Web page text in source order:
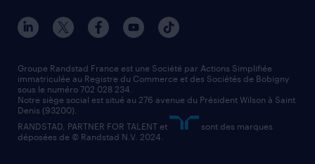
manutentionnaire
assistant administratif
comptable
contact entreprise
faq intérim / recrutement
nos agences par ville
nos agences par région
nos cabinets de recrutement
Groupe Randstad France est une Société par Actions Simplifiée
immatriculée au Registre du Commerce et des Sociétés de Bobigny
sous le numéro 702 028 234.
Notre siège social est situé au 276 avenue du Président Wilson à Saint
Denis (93200).
RANDSTAD, PARTNER FOR TALENT et
sont des marques
déposées de © Randstad N.V. 2024.